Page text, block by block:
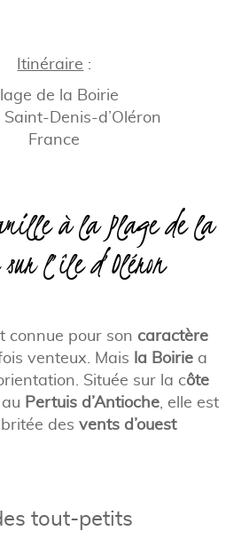
Itinéraire :
de la Boirie
Denis-d’Oléron
France
à la Plage de la
l’île d’Oléron
connue pour son caractère
venteux. Mais la Boiriea
Située sur la côte
Pertuis d’Antioche, elle est
des vents d’ouest
tout-petits